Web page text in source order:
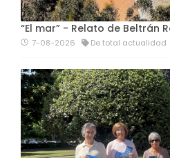
“El mar” - Relato de Beltrán
7-08-2026 De total actualidad